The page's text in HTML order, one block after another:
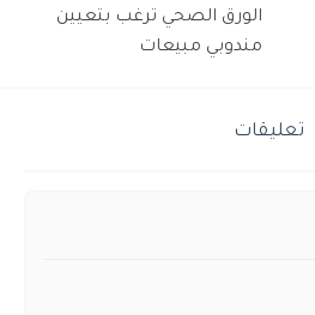
الورق الصحي ترغب بتعيين
مندوبي مبيعات
تعليقات